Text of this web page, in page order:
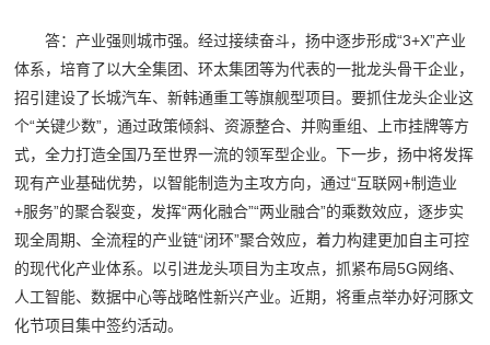
答：产业强则城市强。经过接续奋斗，扬中逐步形成“3+X”产业
体系，培育了以大全集团、环太集团等为代表的一批龙头骨干企业，
招引建设了长城汽车、新韩通重工等旗舰型项目。要抓住龙头企业这
个“关键少数”，通过政策倾斜、资源整合、并购重组、上市挂牌等方
式，全力打造全国乃至世界一流的领军型企业。下一步，扬中将发挥
现有产业基础优势，以智能制造为主攻方向，通过“互联网+制造业
+服务”的聚合裂变，发挥“两化融合”“两业融合”的乘数效应，逐步实
现全周期、全流程的产业链“闭环”聚合效应，着力构建更加自主可控
的现代化产业体系。以引进龙头项目为主攻点，抓紧布局5G网络、
人工智能、数据中心等战略性新兴产业。近期，将重点举办好河豚文
化节项目集中签约活动。